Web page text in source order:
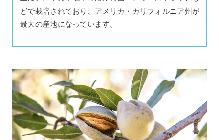
どで栽培されており、アメリカ・カリフォルニア州が
最大の産地になっています。